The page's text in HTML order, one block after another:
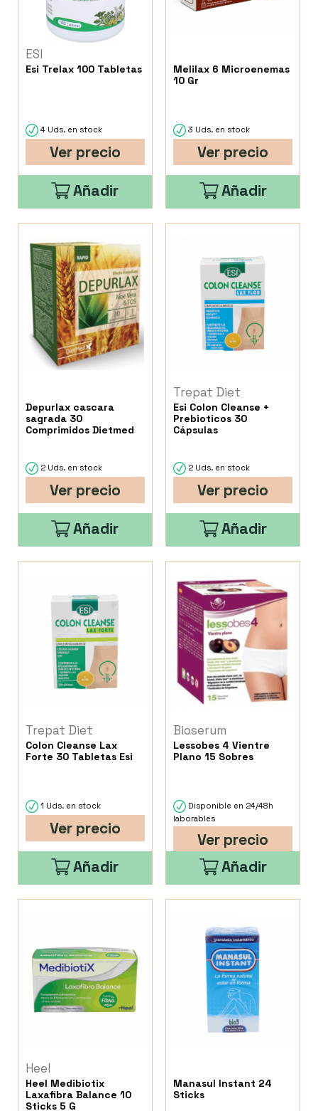
ESI
Esi Trelax 100 Tabletas
4 Uds. en stock
Ver precio
Añadir
Melilax 6 Microenemas
10 Gr
3 Uds. en stock
Ver precio
Añadir
Depurlax cascara
sagrada 30
Comprimidos Dietmed
2 Uds. en stock
Ver precio
Añadir
Trepat Diet
Esi Colon Cleanse +
Prebioticos 30
Cápsulas
2 Uds. en stock
Ver precio
Añadir
Trepat Diet
Colon Cleanse Lax
Forte 30 Tabletas Esi
1 Uds. en stock
Ver precio
Añadir
Bioserum
Lessobes 4 Vientre
Plano 15 Sobres
Disponible en 24/48h
laborables
Ver precio
Añadir
Heel
Heel Medibiotix
Laxafibra Balance 10
Sticks 5 G
Manasul Instant 24
Sticks